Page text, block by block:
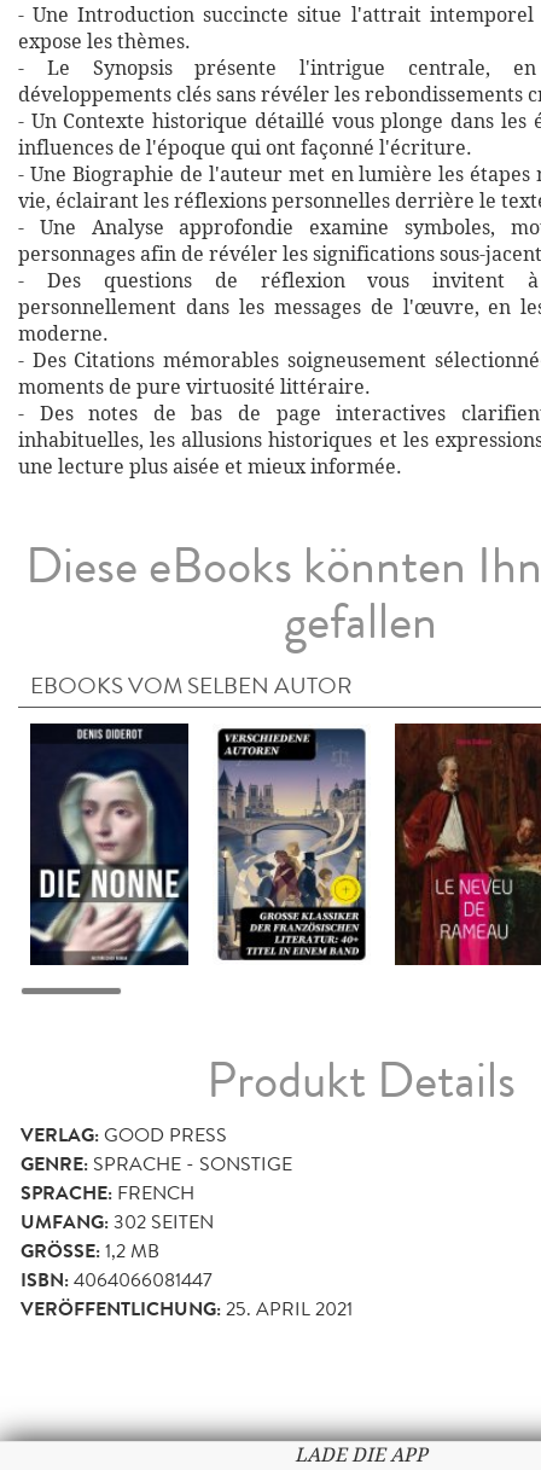
- Une Introduction succincte situe l'attrait
expose les thèmes.
- Le Synopsis présente l'intrigue centrale,
développements clés sans révéler les rebondissements
- Un Contexte historique détaillé vous plonge dans les
influences de l'époque qui ont façonné l'écriture.
- Une Biographie de l'auteur met en lumière les étapes
vie, éclairant les réflexions personnelles derrière le
- Une Analyse approfondie examine symboles,
personnages afin de révéler les significations sous-
- Des questions de réflexion vous invitent à
personnellement dans les messages de l'œuvre, en
moderne.
- Des Citations mémorables soigneusement
moments de pure virtuosité littéraire.
- Des notes de bas de page interactives
inhabituelles, les allusions historiques et les
une lecture plus aisée et mieux informée.
Diese eBooks könnten
gefallen
EBOOKS VOM SELBEN AUTOR
Produkt Details
VERLAG:GOOD PRESS
GENRE: SPRACHE - SONSTIGE
SPRACHE: FRENCH
UMFANG:302 SEITEN
GRÖSSE: 1,2 MB
ISBN:4064066081447
VERÖFFENTLICHUNG:25. APRIL 2021
LADE DIE APP